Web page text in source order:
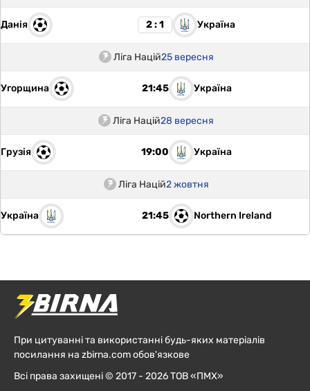
Данія 2 : 1 Україна
Ліга Націй25 вересня
Угорщина 21:45 Україна
Ліга Націй28 вересня
Грузія 19:00 Україна
Ліга Націй2 жовтня
Україна 21:45 Northern Ireland
При цитуванні та використанні будь-яких матеріалів
посилання на zbirna.com обов'язкове
Всі права захищені © 2017 - 2026 ТОВ «ПМХ»